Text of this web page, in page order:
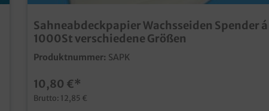
Sahneabdeckpapier Wachsseiden Spender á
1000St verschiedene Größen
Produktnummer: SAPK
10,80 €*
Brutto: 12,85 €